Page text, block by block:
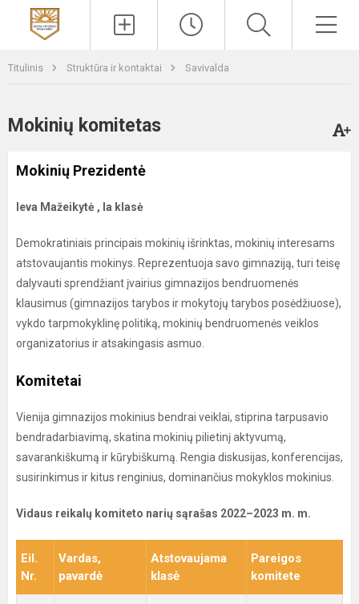
Titulinis Struktūra ir kontaktai Savivalda
Mokinių komitetas
Mokinių Prezidentė
Ieva Mažeikytė , Ia klasė
Demokratiniais principais mokinių išrinktas, mokinių interesams
atstovaujantis mokinys. Reprezentuoja savo gimnaziją, turi teisę
dalyvauti sprendžiant įvairius gimnazijos bendruomenės
klausimus (gimnazijos tarybos ir mokytojų tarybos posėdžiuose),
vykdo tarpmokyklinę politiką, mokinių bendruomenės veiklos
organizatorius ir atsakingasis asmuo.
Komitetai
Vienija gimnazijos mokinius bendrai veiklai, stiprina tarpusavio
bendradarbiavimą, skatina mokinių pilietinį aktyvumą,
savarankiškumą ir kūrybiškumą. Rengia diskusijas, konferencijas,
susirinkimus ir kitus renginius, dominančius mokyklos mokinius.
Vidaus reikalų komiteto narių sąrašas 2022–2023 m. m.
Eil.
Nr.
Vardas,
pavardė
Atstovaujama
klasė
Pareigos
komitete